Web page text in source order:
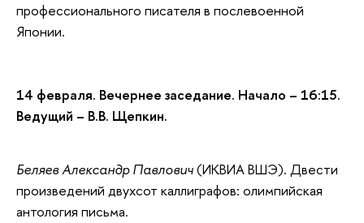
профессионального писателя в послевоенной
Японии.
14 февраля. Вечернее заседание. Начало – 16:15.
Ведущий – В.В. Щепкин.
Беляев Александр Павлович(ИКВИА ВШЭ). Двести
произведений двухсот каллиграфов: олимпийская
антология письма.